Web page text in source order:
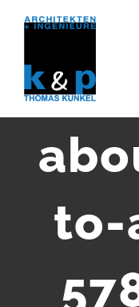
springen
to-